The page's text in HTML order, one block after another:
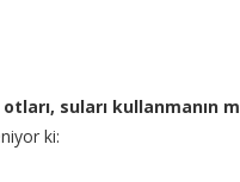
suları kullanmanın
ki: